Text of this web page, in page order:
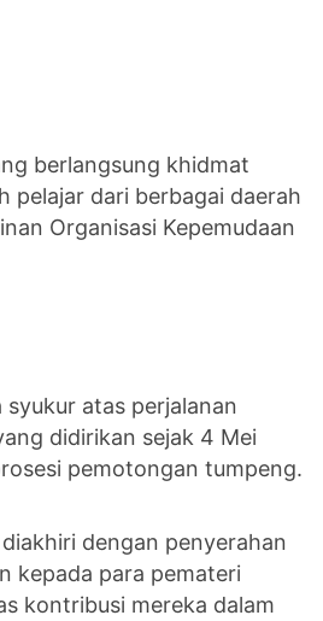
berlangsung khidmat
pelajar dari berbagai daerah
Organisasi Kepemudaan
syukur atas perjalanan
didirikan sejak 4 Mei
pemotongan tumpeng.
dengan penyerahan
kepada para pemateri
kontribusi mereka dalam